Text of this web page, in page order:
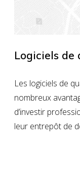
Logiciels de
Les logiciels de
nombreux
d’investir
leur entrepôt de